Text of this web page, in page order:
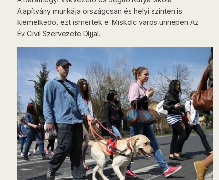
Alapítvány munkája országosan és helyi szinten is
kiemelkedő, ezt ismerték el Miskolc város ünnepén Az
Év Civil Szervezete Díjjal.